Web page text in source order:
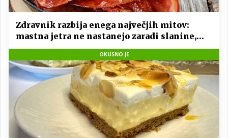
Zdravnik razbija enega največjih mitov:
mastna jetra ne nastanejo zaradi slanine,
temveč zaradi živila, ki ga imamo vsi radi
OKUSNO.JE